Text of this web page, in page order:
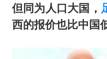
但同为人口大国，
西的报价也比中国